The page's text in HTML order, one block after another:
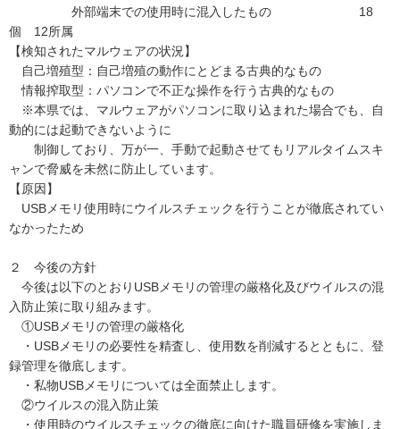
外部端末での使用時に混入したもの 18
個 12所属
【検知されたマルウェアの状況】
自己増殖型：自己増殖の動作にとどまる古典的なもの
情報搾取型：パソコンで不正な操作を行う古典的なもの
※本県では、マルウェアがパソコンに取り込まれた場合でも、自
動的には起動できないように
制御しており、万が一、手動で起動させてもリアルタイムスキ
ャンで脅威を未然に防止しています。
【原因】
USBメモリ使用時にウイルスチェックを行うことが徹底されてい
なかったため
２ 今後の方針
今後は以下のとおりUSBメモリの管理の厳格化及びウイルスの混
入防止策に取り組みます。
①USBメモリの管理の厳格化
・USBメモリの必要性を精査し、使用数を削減するとともに、登
録管理を徹底します。
・私物USBメモリについては全面禁止します。
②ウイルスの混入防止策
・使用時のウイルスチェックの徹底に向けた職員研修を実施しま